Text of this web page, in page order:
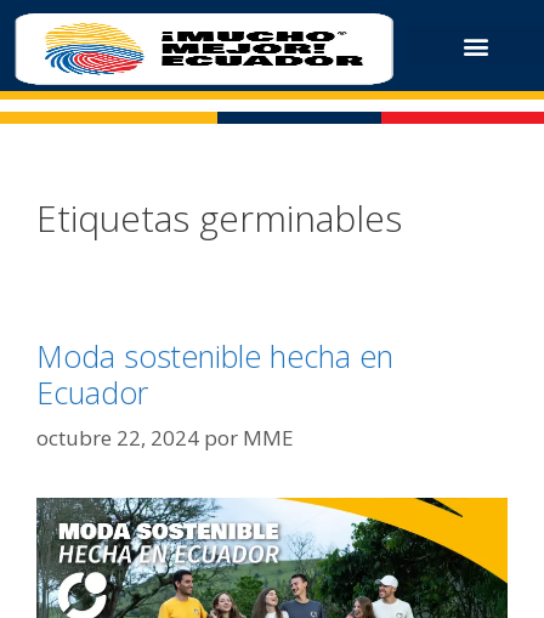
Etiquetas germinables
Moda sostenible hecha en
Ecuador
octubre 22, 2024 por MME